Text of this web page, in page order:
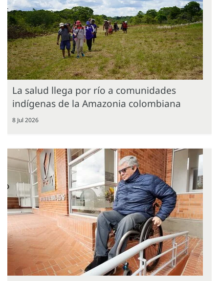
La salud llega por río a comunidades
indígenas de la Amazonia colombiana
8 Jul 2026